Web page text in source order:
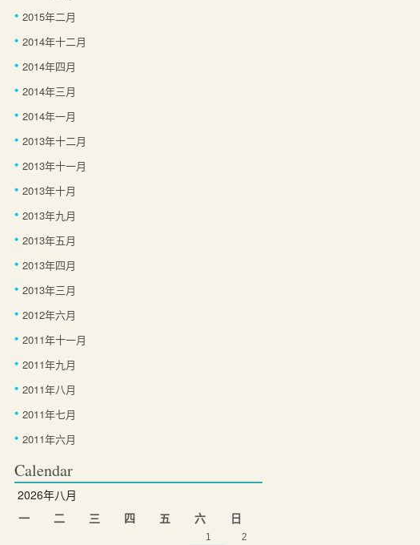
2015年二月
2014年十二月
2014年四月
2014年三月
2014年一月
2013年十二月
2013年十一月
2013年十月
2013年九月
2013年五月
2013年四月
2013年三月
2012年六月
2011年十一月
2011年九月
2011年八月
2011年七月
2011年六月
Calendar
2026年八月
一
二 三 四 五 六 日
1
2